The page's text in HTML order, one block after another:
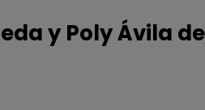
y Poly Ávila